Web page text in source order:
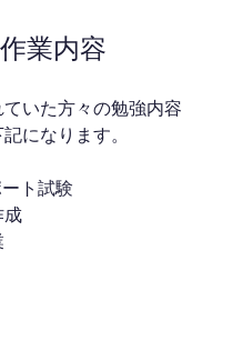
業内容
いた方々の勉強内容
になります。
ト試験
成